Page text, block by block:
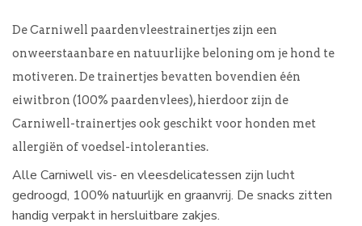
De Carniwell paardenvleestrainertjes zijn een
onweerstaanbare en natuurlijke beloning om je hond te
motiveren. De trainertjes bevatten bovendien één
eiwitbron (100% paardenvlees), hierdoor zijn de
Carniwell-trainertjes ook geschikt voor honden met
allergiën of voedsel-intoleranties.
Alle Carniwell vis- en vleesdelicatessen zijn lucht
gedroogd, 100% natuurlijk en graanvrij. De snacks zitten
handig verpakt in hersluitbare zakjes.